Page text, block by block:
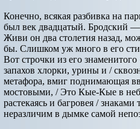
Конечно, всякая разбивка на
был век двадцатый. Бродский
Живи он два столетия назад,
бы. Слишком уж много в его
Вот строчки из его
запахов хлорки, урины и /
метафора, вмиг поднимающая
мостовыми, / Это Кые-Кые в
растекаясь и багровея /
неразличим в дымке самой